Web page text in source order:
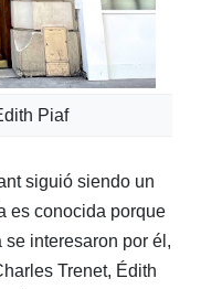
Piaf
siguió siendo un
es conocida porque
interesaron por él,
Trenet, Édith